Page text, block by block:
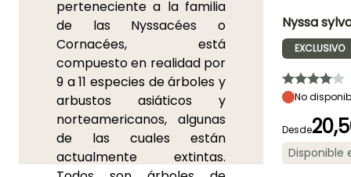
perteneciente a la familia
de las Nyssacées o
Cornacées, está
compuesto en realidad por
9 a 11 especies de árboles y
arbustos asiáticos y
norteamericanos, algunas
de las cuales están
actualmente extintas.
Altura en la
madurez
20 m
Periodo de floración
Nyssa
EXCLUSIVO
No
Desde
Disponible